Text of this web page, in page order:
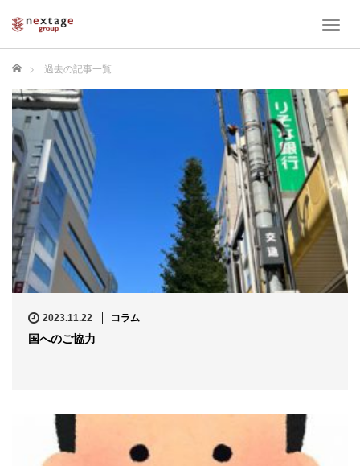
T
l
e
n
a
v
g
a
t
ホーム 過去の記事一覧
2023.11.22 コラム
国へのご協力